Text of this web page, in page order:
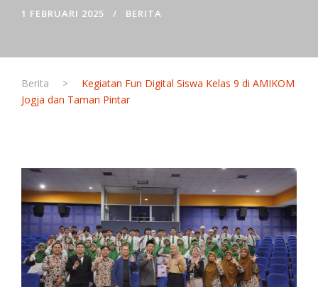
1 FEBRUARI 2025 BERITA
Berita >
Kegiatan Fun Digital Siswa Kelas 9 di AMIKOM
Jogja dan Taman Pintar